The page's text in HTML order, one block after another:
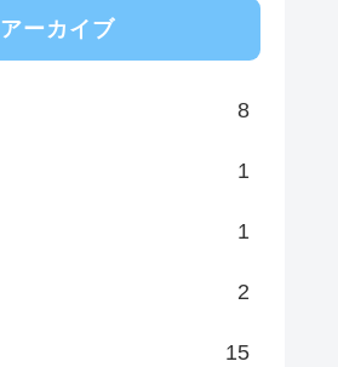
アーカイブ
8
1
1
2
15